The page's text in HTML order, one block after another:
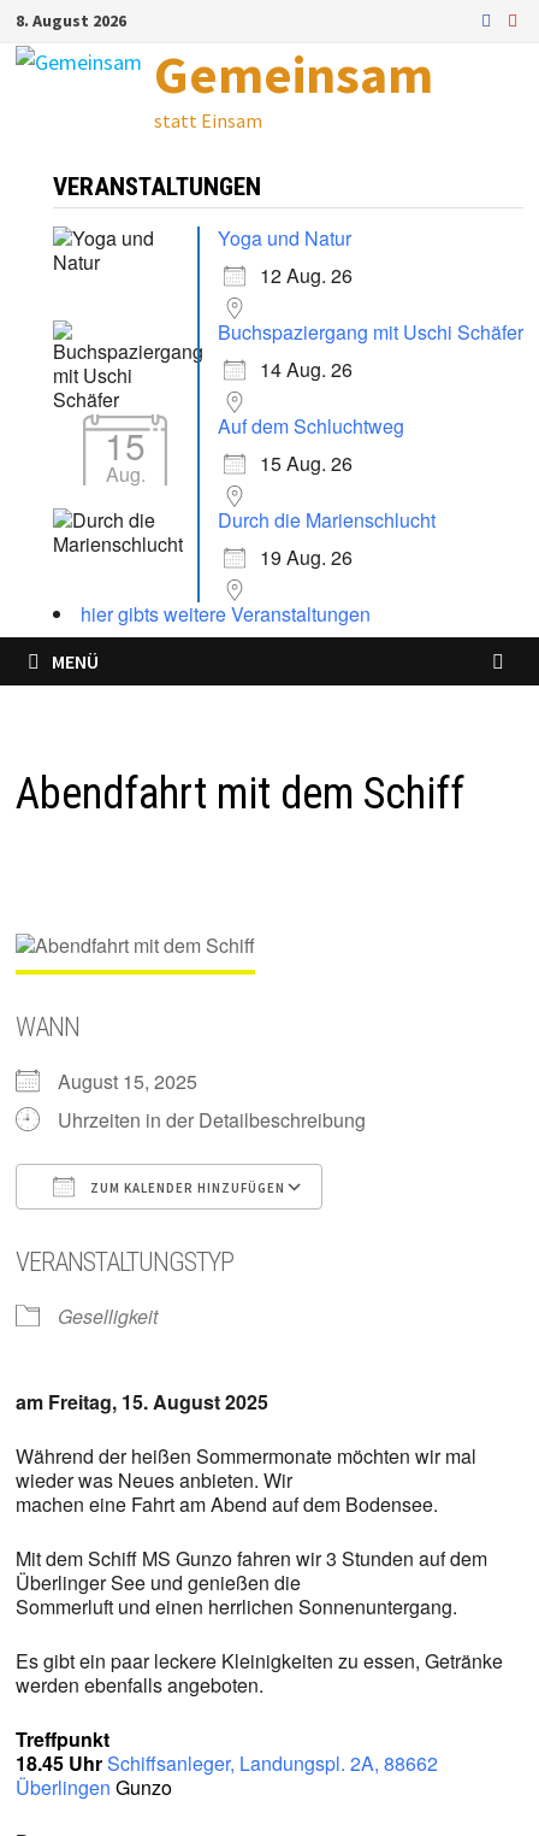
Zum
Inhalt
8. August 2026
Gemeinsam
statt Einsam
VERANSTALTUNGEN
Yoga und Natur
12 Aug. 26
Buchspaziergang mit Uschi Schäfer
14 Aug. 26
15
Aug.
Auf dem Schluchtweg
15 Aug. 26
Durch die Marienschlucht
19 Aug. 26
hier gibts weitere Veranstaltungen
MENÜ
Abendfahrt mit dem Schiff
WANN
August 15, 2025
Uhrzeiten in der Detailbeschreibung
ZUM KALENDER HINZUFÜGEN
VERANSTALTUNGSTYP
Geselligkeit
am Freitag, 15. August 2025
Während der heißen Sommermonate möchten wir mal
wieder was Neues anbieten. Wir
machen eine Fahrt am Abend auf dem Bodensee.
Mit dem Schiff MS Gunzo fahren wir 3 Stunden auf dem
Überlinger See und genießen die
Sommerluft und einen herrlichen Sonnenuntergang.
Es gibt ein paar leckere Kleinigkeiten zu essen, Getränke
werden ebenfalls angeboten.
Treffpunkt
18.45 UhrSchiffsanleger, Landungspl. 2A, 88662
Überlingen Gunzo